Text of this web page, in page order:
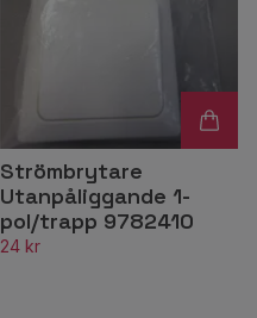
Strömbrytare
Utanpåliggande 1-
pol/trapp 9782410
24 kr